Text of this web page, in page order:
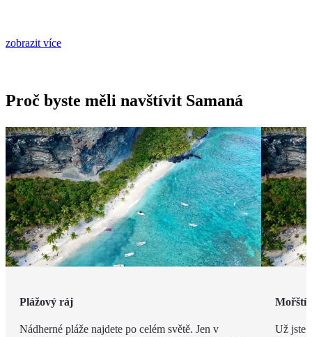
zobrazit více
Proč byste měli navštívit Samaná
Plážový ráj
Nádherné pláže najdete po celém světě. Jen v
Mořští
Už jste